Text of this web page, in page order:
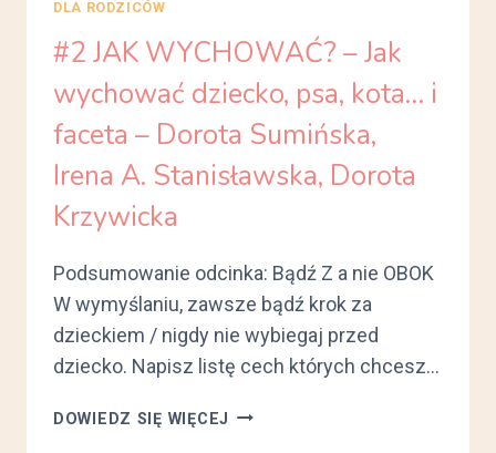
DLA RODZICÓW
#2 JAK WYCHOWAĆ? – Jak
wychować dziecko, psa, kota… i
faceta – Dorota Sumińska,
Irena A. Stanisławska, Dorota
Krzywicka
Podsumowanie odcinka: Bądź Z a nie OBOK
W wymyślaniu, zawsze bądź krok za
dzieckiem / nigdy nie wybiegaj przed
dziecko. Napisz listę cech których chcesz…
DOWIEDZ SIĘ WIĘCEJ #2